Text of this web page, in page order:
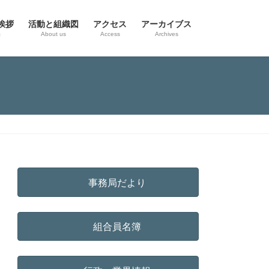
拶 活動と組織図
About us
アクセス
Access
アーカイブス
Archives
事務局だより
組合員名簿